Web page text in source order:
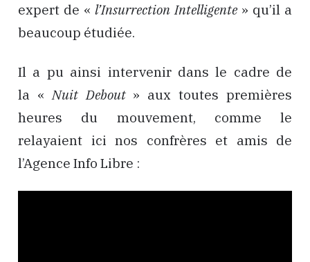
expert de « l’Insurrection Intelligente » qu’il a
beaucoup étudiée.
Il a pu ainsi intervenir dans le cadre de
la « Nuit Debout» aux toutes premières
heures du mouvement, comme le
relayaient ici nos confrères et amis de
l’Agence Info Libre :